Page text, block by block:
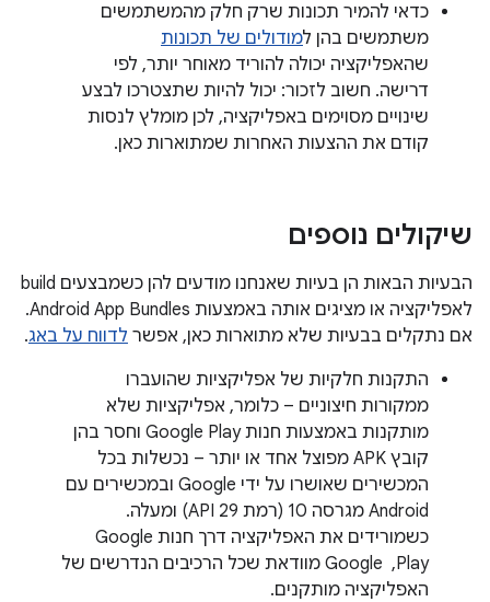
כדאי להמיר תכונות שרק חלק מהמשתמשים
משתמשים בהן למודולים של תכונות
שהאפליקציה יכולה להוריד מאוחר יותר, לפי
דרישה. חשוב לזכור: יכול להיות שתצטרכו לבצע
שינויים מסוימים באפליקציה, לכן מומלץ לנסות
קודם את ההצעות האחרות שמתוארות כאן.
שיקולים נוספים
הבעיות הבאות הן בעיות שאנחנו מודעים להן כשמבצעים build
לאפליקציה או מציגים אותה באמצעות Android App Bundles.
אם נתקלים בבעיות שלא מתוארות כאן, אפשר לדווח על באג.
התקנות חלקיות של אפליקציות שהועברו
ממקורות חיצוניים – כלומר, אפליקציות שלא
מותקנות באמצעות חנות Google Play וחסר בהן
קובץ APK מפוצל אחד או יותר – נכשלות בכל
המכשירים שאושרו על ידי Google ובמכשירים עם
Android מגרסה 10 (רמת API 29) ומעלה.
כשמורידים את האפליקציה דרך חנות Google
Play, ‏ Google מוודאת שכל הרכיבים הנדרשים של
האפליקציה מותקנים.